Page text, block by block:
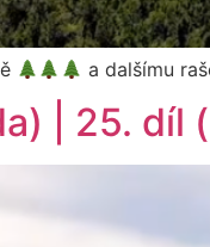
a dalšímu
| 25. díl